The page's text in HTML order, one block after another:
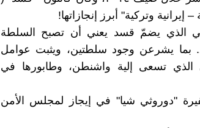
وتركية" أبرز إنجازاتها!
الذي يضمّ قسد يعني أن تصبح السلطة
بما يشرعن وجود سلطتين، ويثبت عوامل
الذي تسعى إلية واشنطن، وطابورها في
"دوروثي شيا" في إيجاز لمجلس الأمن